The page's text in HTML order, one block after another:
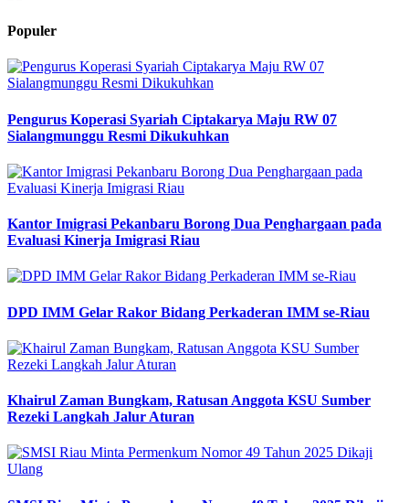
Populer
Pengurus Koperasi Syariah Ciptakarya Maju RW 07
Sialangmunggu Resmi Dikukuhkan
Kantor Imigrasi Pekanbaru Borong Dua Penghargaan pada
Evaluasi Kinerja Imigrasi Riau
DPD IMM Gelar Rakor Bidang Perkaderan IMM se-Riau
Khairul Zaman Bungkam, Ratusan Anggota KSU Sumber
Rezeki Langkah Jalur Aturan